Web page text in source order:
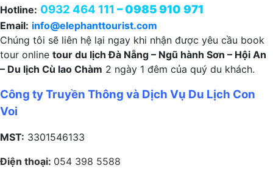
Hotline: 0932 464 111 – 0985 910 971
Email: info@elephanttourist.com
Chúng tôi sẽ liên hệ lại ngay khi nhận được yêu cầu book
tour online tour du lịch Đà Nẵng – Ngũ hành Sơn – Hội An
– Du lịch Cù lao Chàm 2 ngày 1 đêm của quý du khách.
Công ty Truyền Thông và Dịch Vụ Du Lịch Con
Voi
MST: 3301546133
Điện thoại: 054 398 5588